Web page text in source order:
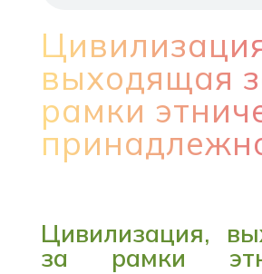
выходящая
рамки
Цивилизация,
за рамки